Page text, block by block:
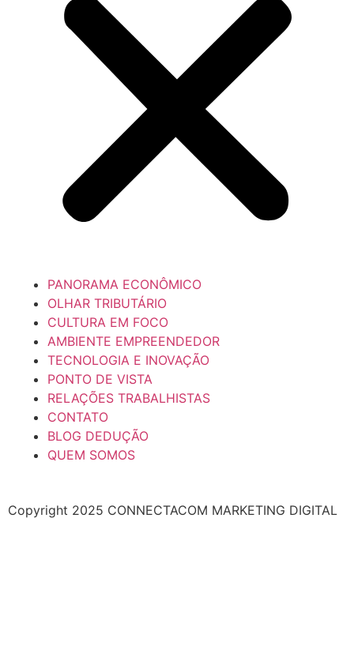
PANORAMA ECONÔMICO
OLHAR TRIBUTÁRIO
CULTURA EM FOCO
AMBIENTE EMPREENDEDOR
TECNOLOGIA E INOVAÇÃO
PONTO DE VISTA
RELAÇÕES TRABALHISTAS
CONTATO
BLOG DEDUÇÃO
QUEM SOMOS
Copyright 2025 CONNECTACOM MARKETING DIGITAL